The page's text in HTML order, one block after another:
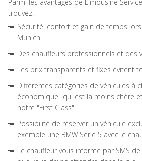
trouvez:
Sécurité, confort et gain de temps
Munich
Des chauffeurs professionnels et des
Les prix transparents et fixes évitent
Différentes catégories de véhicules à
économique" qui est la moins chère
notre "First Class".
Possibilité de réserver un véhicule
exemple une BMW Série 5 avec le
Le chauffeur vous informe par SMS